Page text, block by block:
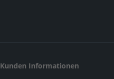
Kunden Informationen